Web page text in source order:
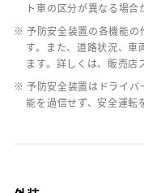
ト車の区分が異なる場合
※ 予防安全装置の各機能の
す。また、道路状況、車
ます。詳しくは、販売店
※ 予防安全装置はドライバ
能を過信せず、安全運転